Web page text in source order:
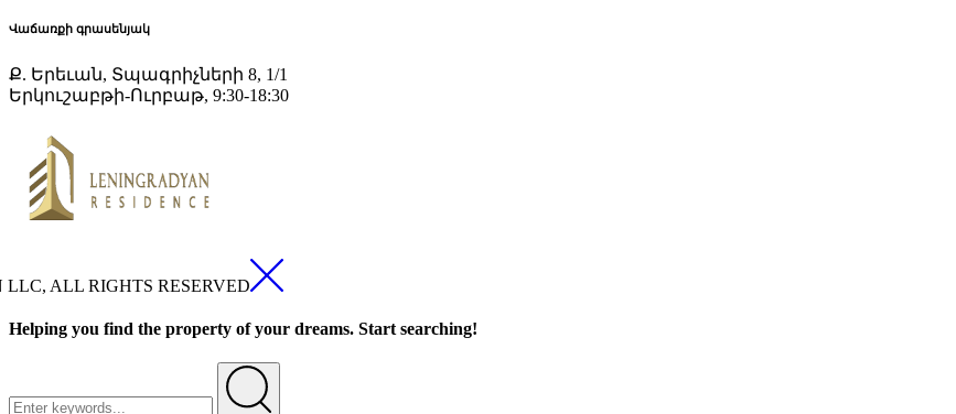
Վաճառքի գրասենյակ
Ք. Երեւան, Տպագրիչների 8, 1/1
Երկուշաբթի-Ուրբաթ, 9:30-18:30
LLC, ALL RIGHTS RESERVED
Helping you find the property of your dreams. Start searching!